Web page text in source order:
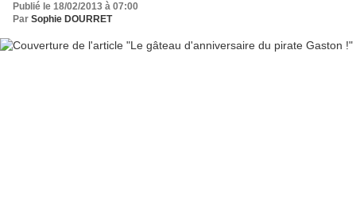
Publié le 18/02/2013 à 07:00
Par Sophie DOURRET